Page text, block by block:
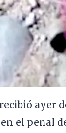
recibió
el penal